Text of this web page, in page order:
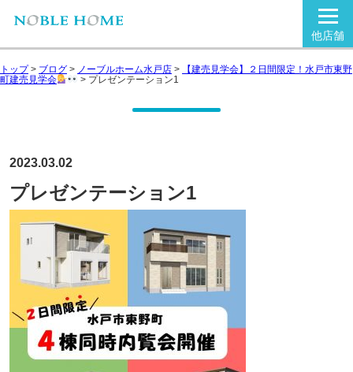
他店舗
トップ> ブログ > ノーブルホーム水戸店 >
【建売見学会】２日間限定！水戸市東野
町建売見学会
> プレゼンテーション1
2023.03.02
プレゼンテーション1